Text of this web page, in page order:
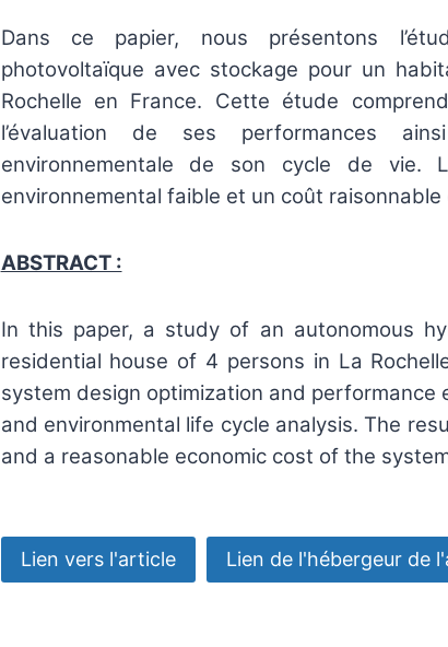
Dans ce papier, nous présentons
photovoltaïque avec stockage pour un
Rochelle en France. Cette étude
l’évaluation de ses performances
environnementale de son cycle de vie.
environnemental faible et un coût
ABSTRACT :
In this paper, a study of an autonomous
residential house of 4 persons in La
system design optimization and
and environmental life cycle analysis. The
and a reasonable economic cost of the